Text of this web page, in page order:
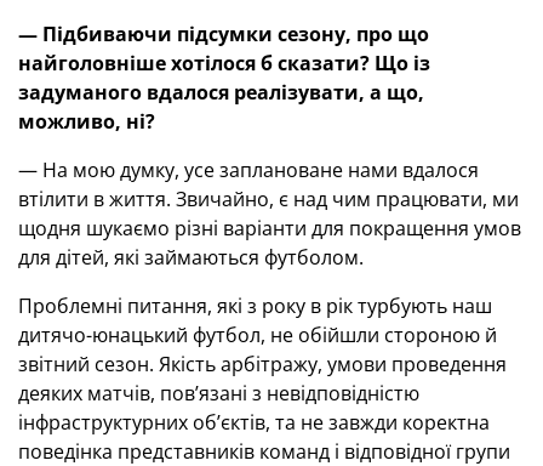
— Підбиваючи підсумки сезону, про що
найголовніше хотілося б сказати? Що із
задуманого вдалося реалізувати, а що,
можливо, ні?
— На мою думку, усе заплановане нами вдалося
втілити в життя. Звичайно, є над чим працювати, ми
щодня шукаємо різні варіанти для покращення умов
для дітей, які займаються футболом.
Проблемні питання, які з року в рік турбують наш
дитячо-юнацький футбол, не обійшли стороною й
звітний сезон. Якість арбітражу, умови проведення
деяких матчів, пов’язані з невідповідністю
інфраструктурних об’єктів, та не завжди коректна
поведінка представників команд і відповідної групи